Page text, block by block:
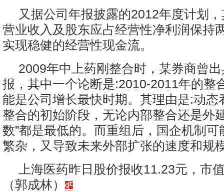
又据公司年报披露的2012年度计划
营业收入及股东应占经营性净利润保持
实现稳健的经营性现金流。
2009年中上药刚整合时，某券商曾
报，其中一个论断是:2010-2011年的整
能是公司增长最快时期。其理由是:动态
整合的初始阶段，无论内部整合还是外
数”都是最低的。而重组后，国企机制
繁杂，又导致未来外部扩张的速度和规
上海医药昨日股价报收11.23元，市
（郭成林）